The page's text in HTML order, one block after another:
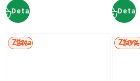
Detail Detail
2% 30%